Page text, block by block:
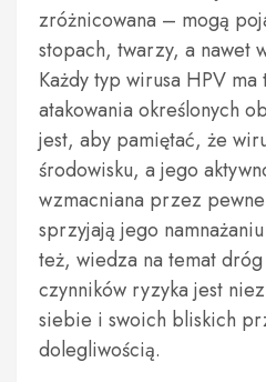
zróżnicowana – mogą
stopach, twarzy, a nawet
Każdy typ wirusa HPV
atakowania określonych
jest, aby pamiętać, że
środowisku, a jego
wzmacniana przez
sprzyjają jego
też, wiedza na temat
czynników ryzyka jest
siebie i swoich bliskich
dolegliwością.